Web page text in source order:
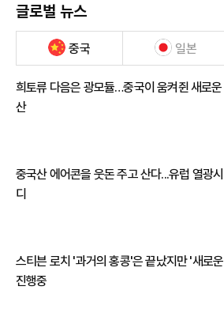
글로벌 뉴스
중국 일본
희토류 다음은 광모듈…중국이 움켜쥔 새로
산
중국산 에어콘을 웃돈 주고 산다...유럽 열광시
디
스티븐 로치 '과거의 홍콩'은 끝났지만 '새로
진행중